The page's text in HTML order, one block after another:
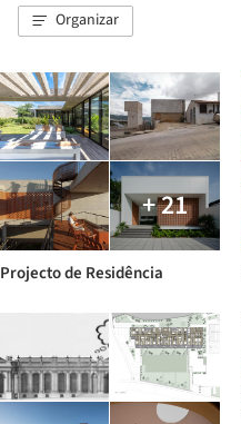
Organizar
+ 21
Projecto de Residência